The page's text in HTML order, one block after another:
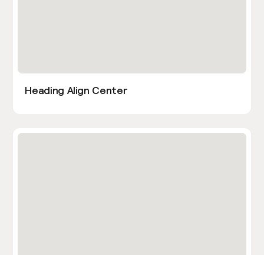
Heading Align Center